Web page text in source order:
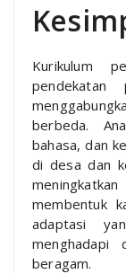
Kurikulum
pendekatan
berbeda.
bahasa, dan
di desa dan
membentuk
adaptasi
menghadapi
beragam.